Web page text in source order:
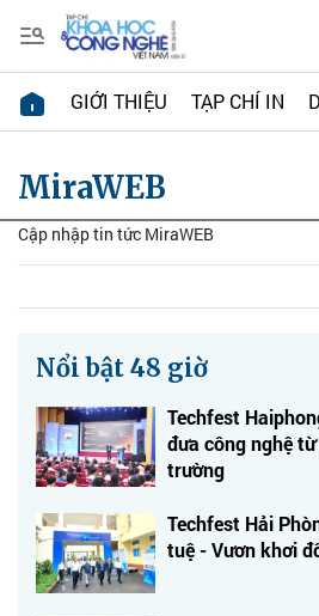
GIỚI THIỆU TẠP CHÍ IN
MiraWEB
Cập nhập tin tức MiraWEB
Nổi bật 48 giờ
Techfest
đưa công nghệ
trường
Techfest Hải
tuệ - Vươn khơi